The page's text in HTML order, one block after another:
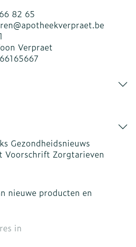
82 65
apotheekverpraet.be
Verpraet
Gezondheidsnieuws
Voorschrift Zorgtarieven
nieuwe producten en